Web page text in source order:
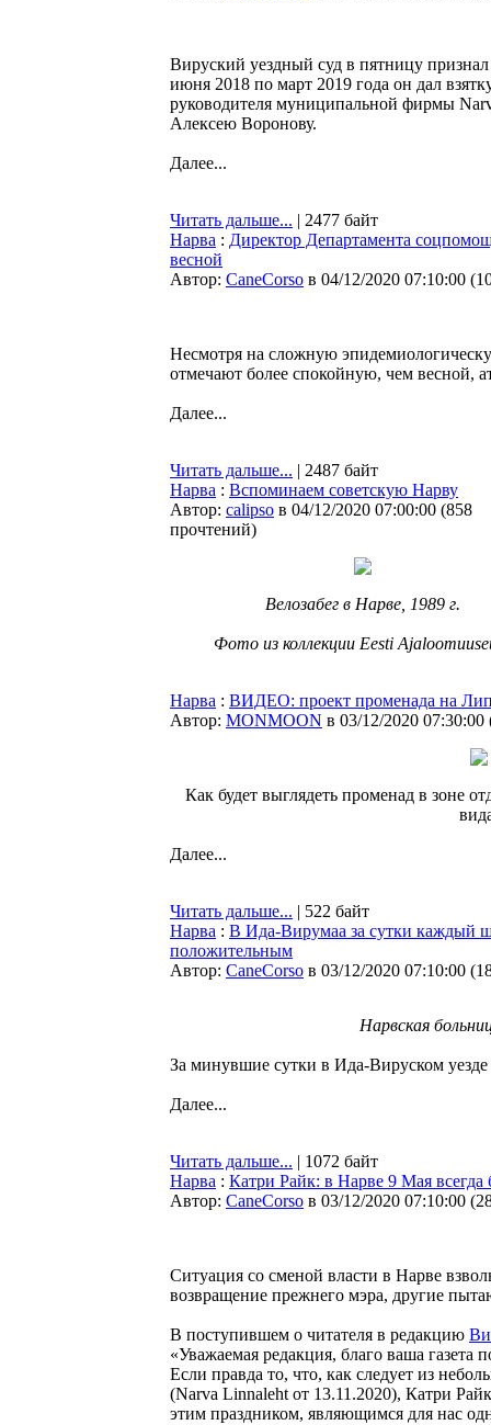
Вируский уездный суд в пятницу
июня 2018 по март 2019 года он дал
руководителя муниципальной фирмы
Алексею Воронову.
Далее...
Читать дальше... | 2477 байт
Нарва : Директор Департамента
весной
Автор: CaneCorso в 04/12/2020 07:10:00 (
Несмотря на сложную
отмечают более спокойную, чем весной,
Далее...
Читать дальше... | 2487 байт
Нарва : Вспоминаем советскую Нарву
Автор: calipso в 04/12/2020 07:00:00 (858
прочтений)
Велозабег в Нарве, 1989 г.
Фото из коллекции Eesti
Нарва : ВИДЕО: проект променада на
Автор: MONMOON в 03/12/2020 07:30:00
Как будет выглядеть променад в зоне
Далее...
Читать дальше... | 522 байт
Нарва : В Ида-Вирумаа за сутки каждый
положительным
Автор: CaneCorso в 03/12/2020 07:10:00 (
Нарвская
За минувшие сутки в Ида-Вируском уезде
Далее...
Читать дальше... | 1072 байт
Нарва : Катри Райк: в Нарве 9 Мая
Автор: CaneCorso в 03/12/2020 07:10:00 (
Ситуация со сменой власти в Нарве
возвращение прежнего мэра, другие
В поступившем о читателя в редакцию
«Уважаемая редакция, благо ваша газета
Если правда то, что, как следует из
(Narva Linnaleht от 13.11.2020), Катри
этим праздником, являющимся для нас